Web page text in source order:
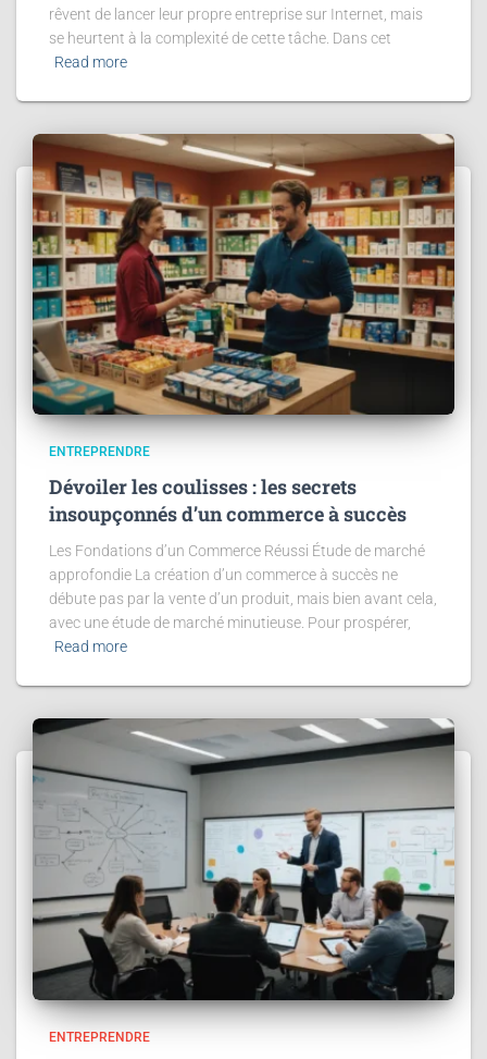
rêvent de lancer leur propre entreprise sur Internet, mais
se heurtent à la complexité de cette tâche. Dans cet
Read more
ENTREPRENDRE
Dévoiler les coulisses : les secrets
insoupçonnés d’un commerce à succès
Les Fondations d’un Commerce Réussi Étude de marché
approfondie La création d’un commerce à succès ne
débute pas par la vente d’un produit, mais bien avant cela,
avec une étude de marché minutieuse. Pour prospérer,
Read more
ENTREPRENDRE